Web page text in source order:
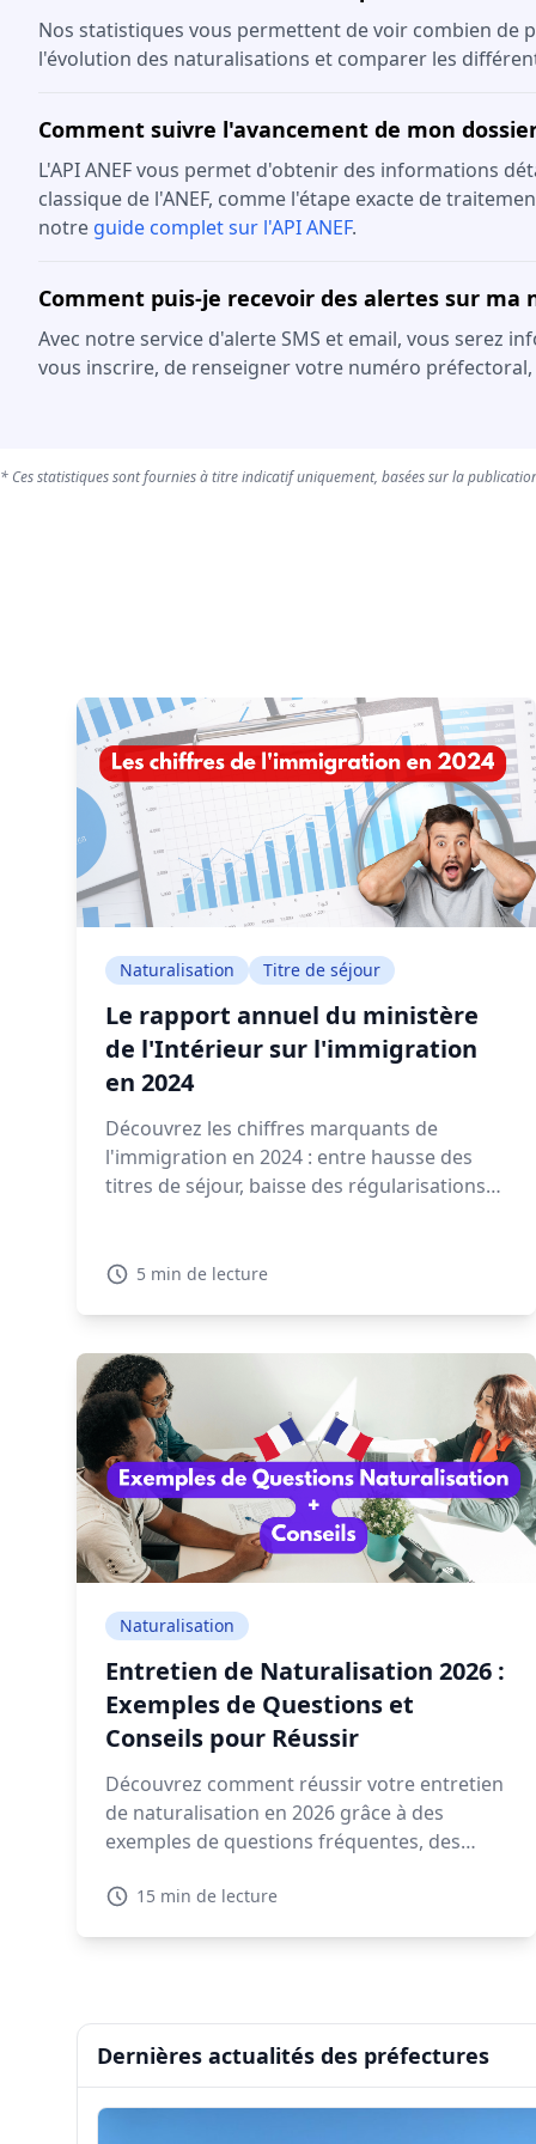
Nos statistiques vous permettent de voir combien de
l'évolution des naturalisations et comparer les
Comment suivre l'avancement de mon dossier
L'API ANEF vous permet d'obtenir des informations
classique de l'ANEF, comme l'étape exacte de
notre guide complet sur l'API ANEF.
Comment puis-je recevoir des alertes sur ma
Avec notre service d'alerte SMS et email, vous serez
vous inscrire, de renseigner votre numéro
* Ces statistiques sont fournies à titre indicatif uniquement, basées sur la
Naturalisation Titre de séjour
Le rapport annuel du ministère
de l'Intérieur sur l'immigration
en 2024
Découvrez les chiffres marquants de
l'immigration en 2024 : entre hausse des
titres de séjour, baisse des régularisations
5 min de lecture
Naturalisation
Entretien de Naturalisation 2026 :
Exemples de Questions et
Conseils pour Réussir
Découvrez comment réussir votre entretien
de naturalisation en 2026 grâce à des
exemples de questions fréquentes, des
interactives.
15 min de lecture
Dernières actualités des préfectures